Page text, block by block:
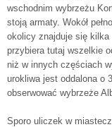
wschodnim wybrzeżu
stoją armaty. Wokół
okolicy znajduje się
przybiera tutaj wszelkie
niż w innych częściach
urokliwa jest oddalona o
obserwować wybrzeże
Sporo uliczek w